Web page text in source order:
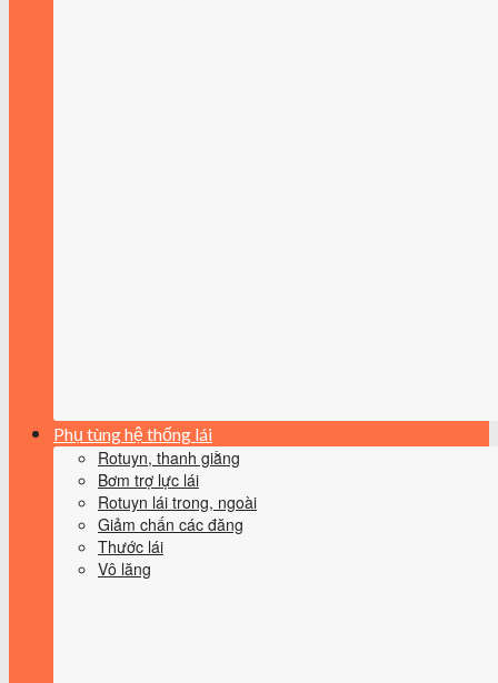
Phụ tùng hệ thống lái
Rotuyn, thanh giằng
Bơm trợ lực lái
Rotuyn lái trong, ngoài
Giảm chấn các đăng
Thước lái
Vô lăng